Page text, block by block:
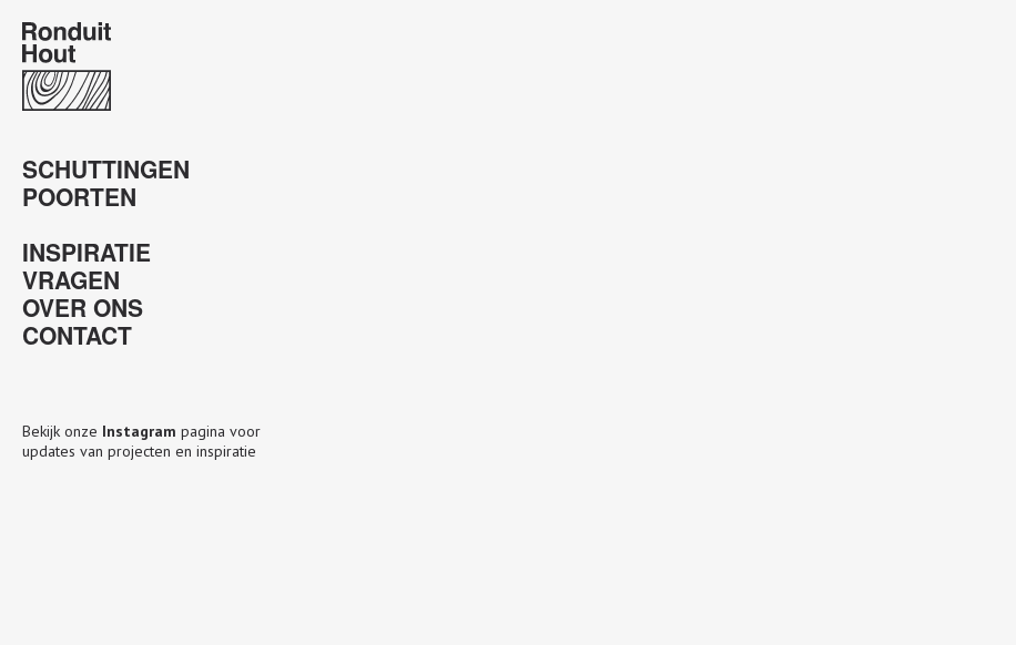
SCHUTTINGEN
POORTEN
INSPIRATIE
VRAGEN
OVER ONS
CONTACT
Bekijk onze Instagram pagina voor
updates van projecten en inspiratie